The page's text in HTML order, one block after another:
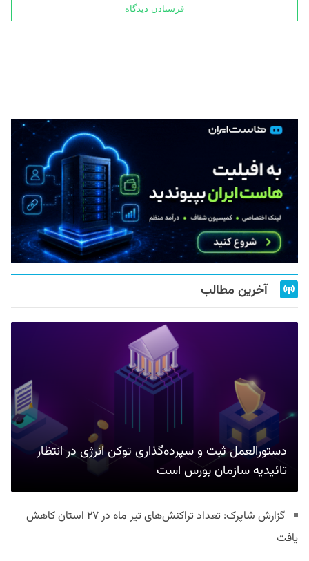
آخرین مطالب
دستورالعمل ثبت و سپرده‌گذاری توکن انرژی در انتظار
تائیدیه سازمان بورس است
گزارش شاپرک: تعداد تراکنش‌های تیر ماه در ۲۷ استان‌ کاهش
یافت